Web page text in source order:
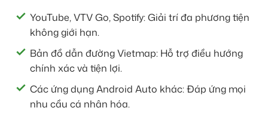
YouTube, VTV Go, Spotify: Giải trí đa phương tiện
không giới hạn.
Bản đồ dẫn đường Vietmap: Hỗ trợ điều hướng
chính xác và tiện lợi.
Các ứng dụng Android Auto khác: Đáp ứng mọi
nhu cầu cá nhân hóa.